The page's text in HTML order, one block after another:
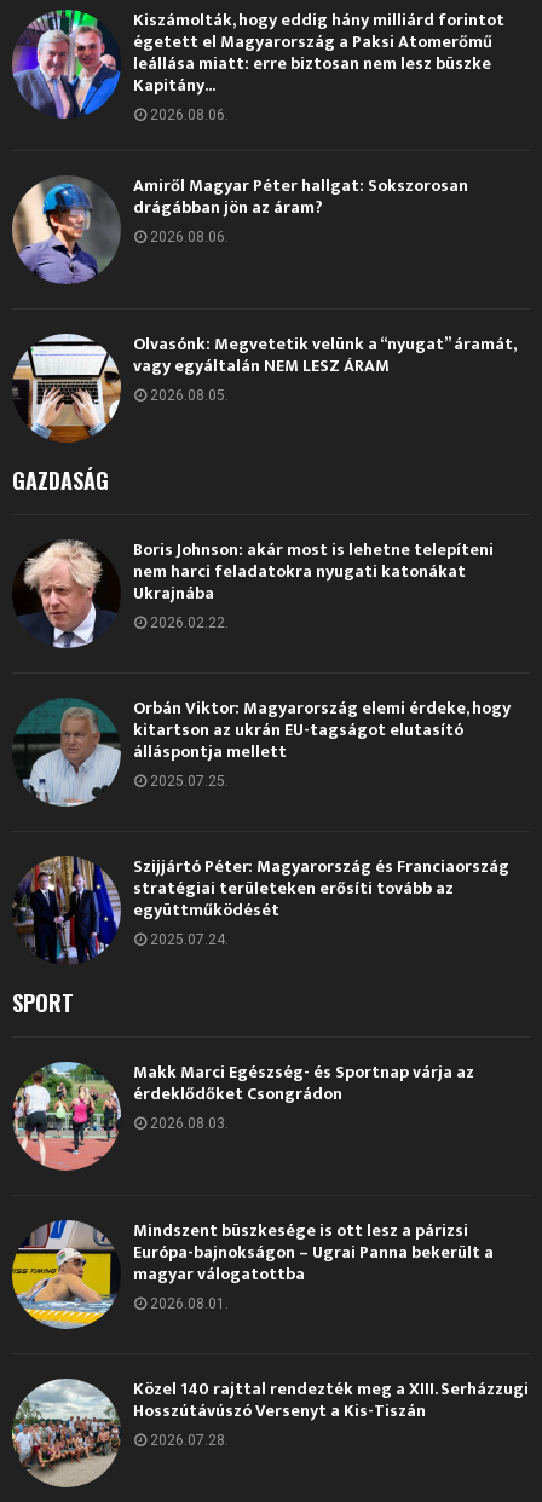
Kiszámolták, hogy eddig hány milliárd forintot
égetett el Magyarország a Paksi Atomerőmű
leállása miatt: erre biztosan nem lesz büszke
Kapitány...
2026.08.06.
Amiről Magyar Péter hallgat: Sokszorosan
drágábban jön az áram?
2026.08.06.
Olvasónk: Megvetetik velünk a “nyugat” áramát,
vagy egyáltalán NEM LESZ ÁRAM
2026.08.05.
GAZDASÁG
Boris Johnson: akár most is lehetne telepíteni
nem harci feladatokra nyugati katonákat
Ukrajnába
2026.02.22.
Orbán Viktor: Magyarország elemi érdeke, hogy
kitartson az ukrán EU-tagságot elutasító
álláspontja mellett
2025.07.25.
Szijjártó Péter: Magyarország és Franciaország
stratégiai területeken erősíti tovább az
együttműködését
2025.07.24.
SPORT
Makk Marci Egészség- és Sportnap várja az
érdeklődőket Csongrádon
2026.08.03.
Mindszent büszkesége is ott lesz a párizsi
Európa-bajnokságon – Ugrai Panna bekerült a
magyar válogatottba
2026.08.01.
Közel 140 rajttal rendezték meg a XIII. Serházzugi
Hosszútávúszó Versenyt a Kis-Tiszán
2026.07.28.